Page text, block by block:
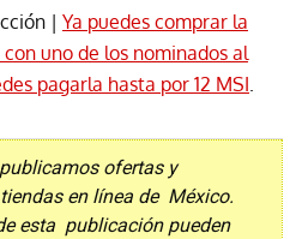
| Ya puedes comprar la
uno de los nominados al
pagarla hasta por 12 MSI.
ofertas y
en línea de México.
esta publicación pueden